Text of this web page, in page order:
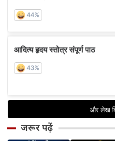
जरूर पढ़ें